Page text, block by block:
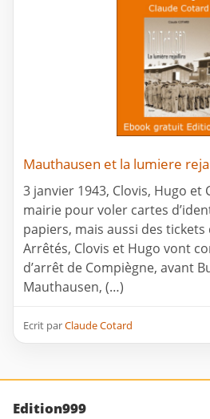
Mauthausen et la lumiere
3 janvier 1943, Clovis, Hugo et
mairie pour voler cartes
papiers, mais aussi des tickets
Arrêtés, Clovis et Hugo vont
d’arrêt de Compiègne, avant
Mauthausen, (…)
Ecrit parClaude Cotard
Edition999